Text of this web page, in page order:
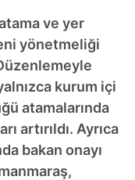
ve yer
yönetmeliği
kurum içi
atamalarında
artırıldı. Ayrıca
bakan onayı